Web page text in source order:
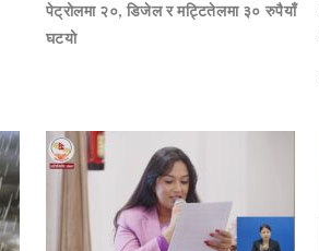
पेट्रोलमा २०, डिजेल र मट्टितेलमा ३० रुपैयाँ
घटयो